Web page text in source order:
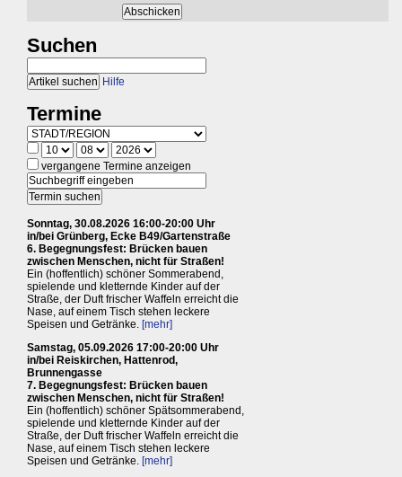
Suchen
Hilfe
Termine
vergangene Termine anzeigen
Sonntag, 30.08.2026 16:00-20:00 Uhr
in/bei Grünberg, Ecke B49/Gartenstraße
6. Begegnungsfest: Brücken bauen
zwischen Menschen, nicht für Straßen!
Ein (hoffentlich) schöner Sommerabend,
spielende und kletternde Kinder auf der
Straße, der Duft frischer Waffeln erreicht die
Nase, auf einem Tisch stehen leckere
Speisen und Getränke. [mehr]
Samstag, 05.09.2026 17:00-20:00 Uhr
in/bei Reiskirchen, Hattenrod,
Brunnengasse
7. Begegnungsfest: Brücken bauen
zwischen Menschen, nicht für Straßen!
Ein (hoffentlich) schöner Spätsommerabend,
spielende und kletternde Kinder auf der
Straße, der Duft frischer Waffeln erreicht die
Nase, auf einem Tisch stehen leckere
Speisen und Getränke. [mehr]